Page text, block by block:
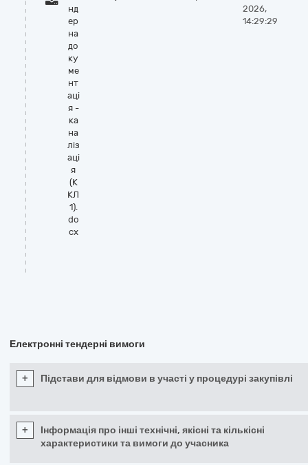
нд
ер
на
до
ку
ме
нт
аці
я -
ка
на
ліз
аці
я
(К
КЛ
1).
do
cx
2026,
14:29:29
Електронні тендерні вимоги
+ Підстави для відмови в участі у процедурі закупівлі
+
Інформація про інші технічні, якісні та кількісні
характеристики та вимоги до учасника